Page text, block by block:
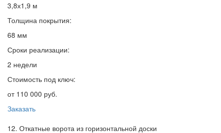
3,8х1,9 м
Толщина покрытия:
68 мм
Сроки реализации:
2 недели
Стоимость под ключ:
от 110 000 руб.
Заказать
12. Откатные ворота из горизонтальной доски